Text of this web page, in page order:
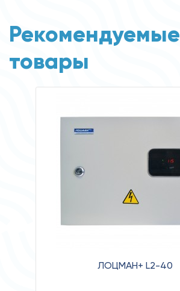
Рекомендуемые
товары
ЛОЦМАН+ L2-40